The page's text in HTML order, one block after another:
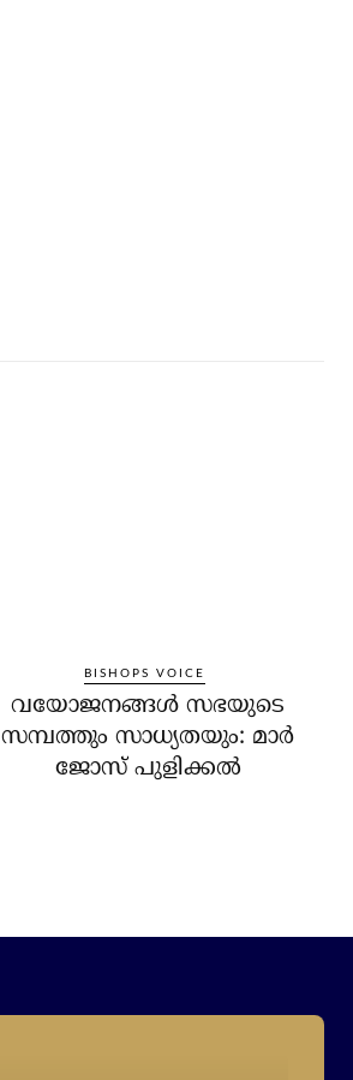
BISHOPS VOICE
വയോജനങ്ങള്‍ സഭയുടെ
സമ്പത്തും സാധ്യതയും: മാര്‍
ജോസ് പുളിക്കൽ